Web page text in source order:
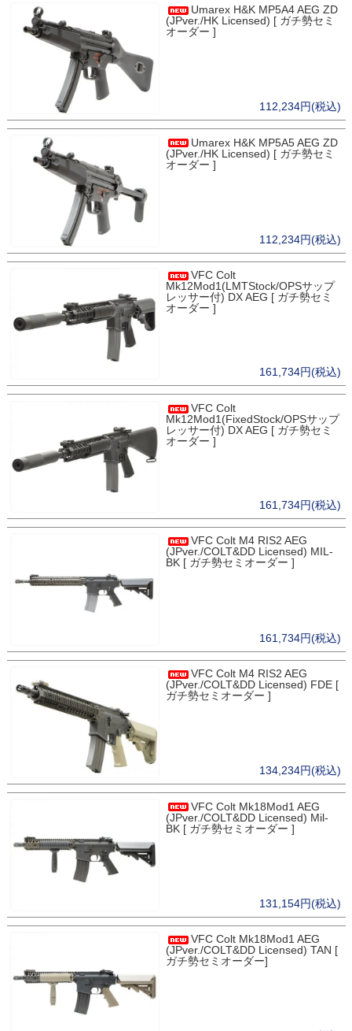
Umarex H&K MP5A4 AEG ZD
(JPver./HK Licensed) [ ガチ勢セミ
オーダー ]
112,234円(税込)
Umarex H&K MP5A5 AEG ZD
(JPver./HK Licensed) [ ガチ勢セミ
オーダー ]
112,234円(税込)
VFC Colt
Mk12Mod1(LMTStock/OPSサップ
レッサー付) DX AEG [ ガチ勢セミ
オーダー ]
161,734円(税込)
VFC Colt
Mk12Mod1(FixedStock/OPSサップ
レッサー付) DX AEG [ ガチ勢セミ
オーダー ]
161,734円(税込)
VFC Colt M4 RIS2 AEG
(JPver./COLT&DD Licensed) MIL-
BK [ ガチ勢セミオーダー ]
161,734円(税込)
VFC Colt M4 RIS2 AEG
(JPver./COLT&DD Licensed) FDE [
ガチ勢セミオーダー ]
134,234円(税込)
VFC Colt Mk18Mod1 AEG
(JPver./COLT&DD Licensed) Mil-
BK [ ガチ勢セミオーダー ]
131,154円(税込)
VFC Colt Mk18Mod1 AEG
(JPver./COLT&DD Licensed) TAN [
ガチ勢セミオーダー]